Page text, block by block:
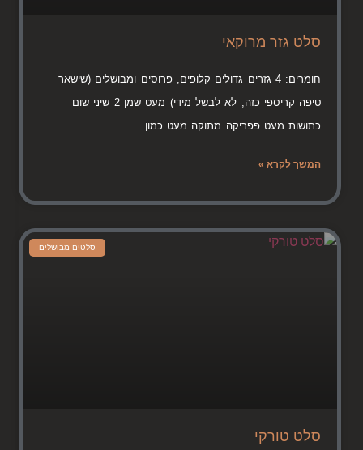
סלט גזר מרוקאי
חומרים: 4 גזרים גדולים קלופים, פרוסים ומבושלים (שישאר
טיפה קריספי כזה, לא לבשל מידי) מעט שמן 2 שיני שום
כתושות מעט פפריקה מתוקה מעט כמון
המשך לקרא »
סלטים מבושלים
סלט טורקי